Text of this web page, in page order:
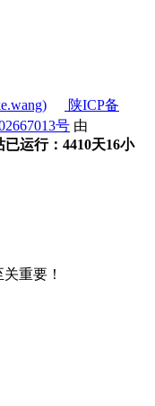
陕ICP备
号 由
已运行：4410天16小
重要！